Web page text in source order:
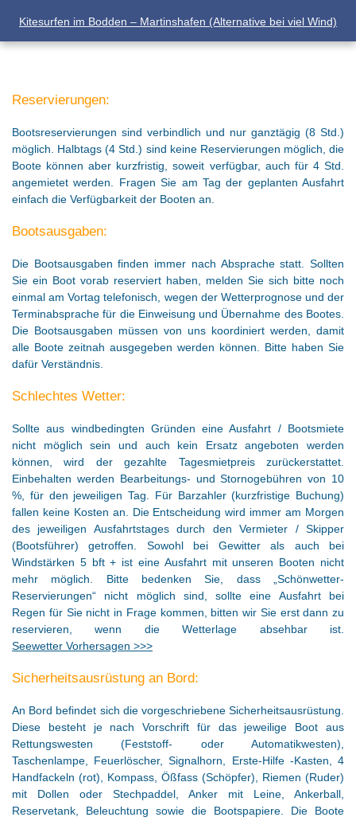
Kitesurfen im Bodden – Martinshafen (Alternative bei viel Wind)
Reservierungen:
Bootsreservierungen sind verbindlich und nur ganztägig (8 Std.)
möglich. Halbtags (4 Std.) sind keine Reservierungen möglich, die
Boote können aber kurzfristig, soweit verfügbar, auch für 4 Std.
angemietet werden. Fragen Sie am Tag der geplanten Ausfahrt
einfach die Verfügbarkeit der Booten an.
Bootsausgaben:
Die Bootsausgaben finden immer nach Absprache statt. Sollten
Sie ein Boot vorab reserviert haben, melden Sie sich bitte noch
einmal am Vortag telefonisch, wegen der Wetterprognose und der
Terminabsprache für die Einweisung und Übernahme des Bootes.
Die Bootsausgaben müssen von uns koordiniert werden, damit
alle Boote zeitnah ausgegeben werden können. Bitte haben Sie
dafür Verständnis.
Schlechtes Wetter:
Sollte aus windbedingten Gründen eine Ausfahrt / Bootsmiete
nicht möglich sein und auch kein Ersatz angeboten werden
können, wird der gezahlte Tagesmietpreis zurückerstattet.
Einbehalten werden Bearbeitungs- und Stornogebühren von 10
%, für den jeweiligen Tag. Für Barzahler (kurzfristige Buchung)
fallen keine Kosten an. Die Entscheidung wird immer am Morgen
des jeweiligen Ausfahrtstages durch den Vermieter / Skipper
(Bootsführer) getroffen. Sowohl bei Gewitter als auch bei
Windstärken 5 bft + ist eine Ausfahrt mit unseren Booten nicht
mehr möglich. Bitte bedenken Sie, dass „Schönwetter-
Reservierungen“ nicht möglich sind, sollte eine Ausfahrt bei
Regen für Sie nicht in Frage kommen, bitten wir Sie erst dann zu
reservieren, wenn die Wetterlage absehbar ist.
Seewetter Vorhersagen >>>
Sicherheitsausrüstung an Bord:
An Bord befindet sich die vorgeschriebene Sicherheitsausrüstung.
Diese besteht je nach Vorschrift für das jeweilige Boot aus
Rettungswesten (Feststoff- oder Automatikwesten),
Taschenlampe, Feuerlöscher, Signalhorn, Erste-Hilfe -Kasten, 4
Handfackeln (rot), Kompass, Ößfass (Schöpfer), Riemen (Ruder)
mit Dollen oder Stechpaddel, Anker mit Leine, Ankerball,
Reservetank, Beleuchtung sowie die Bootspapiere. Die Boote